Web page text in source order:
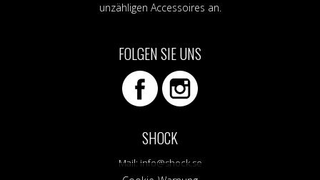
unzähligen Accessoires an.
FOLGEN SIE UNS
SHOCK
Mail: info@shock.se